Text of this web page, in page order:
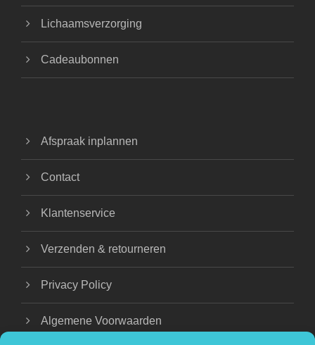
Lichaamsverzorging
Cadeaubonnen
Afspraak inplannen
Contact
Klantenservice
Verzenden & retourneren
Privacy Policy
Algemene Voorwaarden